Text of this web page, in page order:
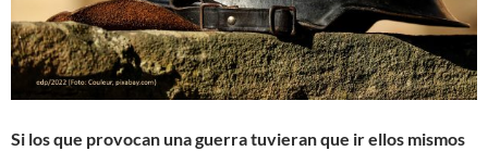
Si los que provocan una guerra tuvieran que ir ellos mismos